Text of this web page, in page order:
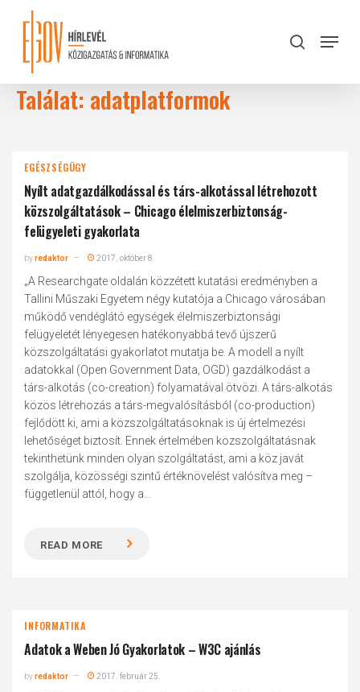
content
search
Menu
Találat: adatplatformok
EGÉSZSÉGÜGY
Nyílt adatgazdálkodással és társ-alkotással létrehozott
közszolgáltatások – Chicago élelmiszerbiztonság-
felügyeleti gyakorlata
byredaktor 2017. október 8.
„A Researchgate oldalán közzétett kutatási eredményben a
Tallini Műszaki Egyetem négy kutatója a Chicago városában
működő vendéglátó egységek élelmiszerbiztonsági
felügyeletét lényegesen hatékonyabbá tevő újszerű
közszolgáltatási gyakorlatot mutatja be. A modell a nyílt
adatokkal (Open Government Data, OGD) gazdálkodást a
társ-alkotás (co-creation) folyamatával ötvözi. A társ-alkotás
közös létrehozás a társ-megvalósításból (co-production)
fejlődött ki, ami a közszolgáltatásoknak is új értelmezési
lehetőséget biztosít. Ennek értelmében közszolgáltatásnak
tekinthetünk minden olyan szolgáltatást, ami a köz javát
szolgálja, közösségi szintű értéknövelést valósítva meg –
függetlenül attól, hogy a...
READ MORE
INFORMATIKA
Adatok a Weben Jó Gyakorlatok – W3C ajánlás
byredaktor 2017. február 25.
Close